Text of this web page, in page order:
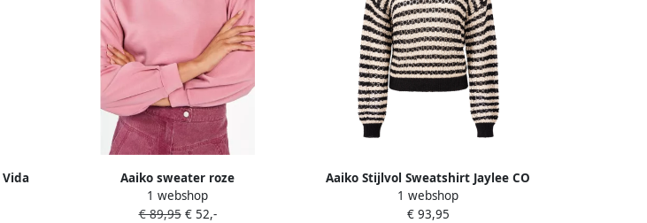
Vida
Aaiko sweater roze
1 webshop
€ 89,95€ 52,-
Aaiko Stijlvol Sweatshirt Jaylee CO
Multicolor Dames
1 webshop
€ 93,95